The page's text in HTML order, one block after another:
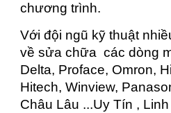
chương trình.
Với đội ngũ kỹ thuật
về sửa chữa các dòng
Delta, Proface, Omron,
Hitech, Winview,
Châu Lâu ...Uy Tín ,